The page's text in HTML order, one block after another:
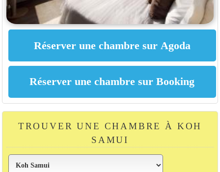
TROUVER UNE CHAMBRE À KOH
SAMUI